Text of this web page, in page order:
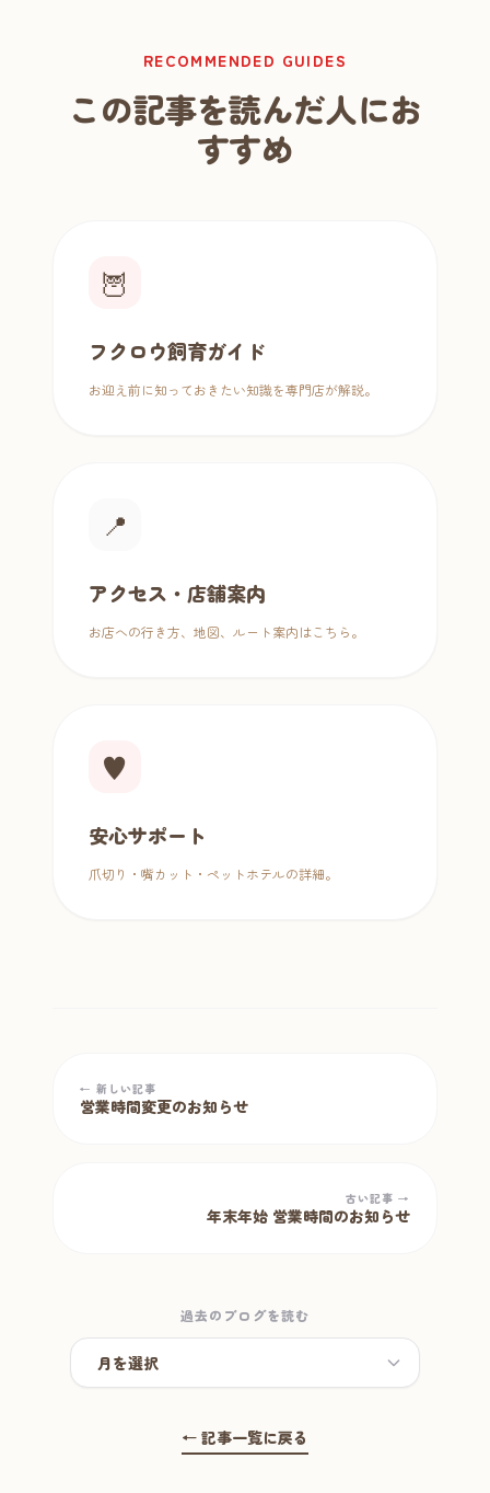
RECOMMENDED GUIDES
この記事を読んだ人にお
すすめ
🦉
フクロウ飼育ガイド
お迎え前に知っておきたい知識を専門店が解説。
📍
アクセス・店舗案内
お店への行き方、地図、ルート案内はこちら。
♥
安心サポート
爪切り・嘴カット・ペットホテルの詳細。
← 新しい記事
営業時間変更のお知らせ
古い記事 →
年末年始 営業時間のお知らせ
過去のブログを読む
← 記事一覧に戻る